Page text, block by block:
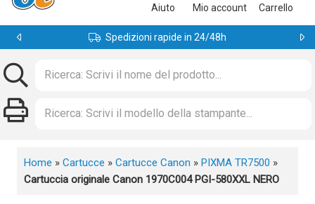
Aiuto
Mio account Carrello
Spedizioni rapide in 24/48h
Home » Cartucce » Cartucce Canon » PIXMA TR7500 »
Cartuccia originale Canon 1970C004 PGI-580XXL NERO